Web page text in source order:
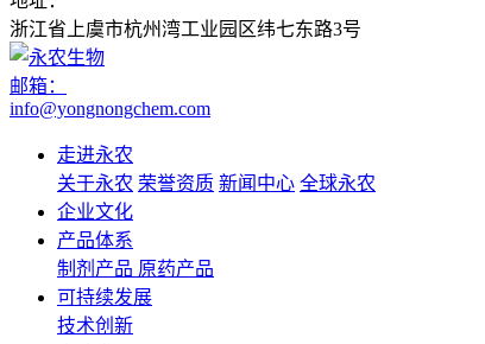
浙江省上虞市杭州湾工业园区纬七东路3号
邮箱：
info@yongnongchem.com
走进永农
关于永农 荣誉资质 新闻中心 全球永农
企业文化
产品体系
制剂产品 原药产品
可持续发展
技术创新